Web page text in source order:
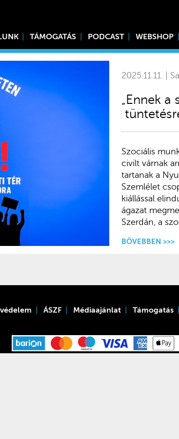
TÁMOGATÁS PODCAST WEBSHOP
2025.11.11. |
„Ennek
Szociális
civilt várnak
tartanak a
Szemlélet
kiállással
ágazat
Szerdán, a
BŐVEBBEN >>>
ÁSZF Médiaajánlat Támogatás